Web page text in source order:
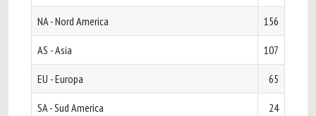
NA - Nord America 156
AS - Asia 107
EU - Europa 65
SA - Sud America 24